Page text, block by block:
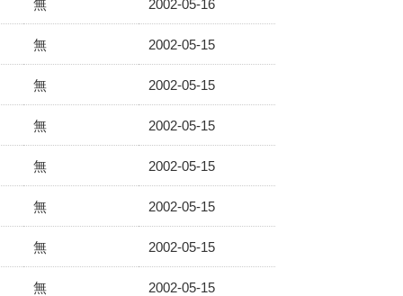
無 2002-05-16
無 2002-05-15
無 2002-05-15
無 2002-05-15
無 2002-05-15
無 2002-05-15
無 2002-05-15
無 2002-05-15